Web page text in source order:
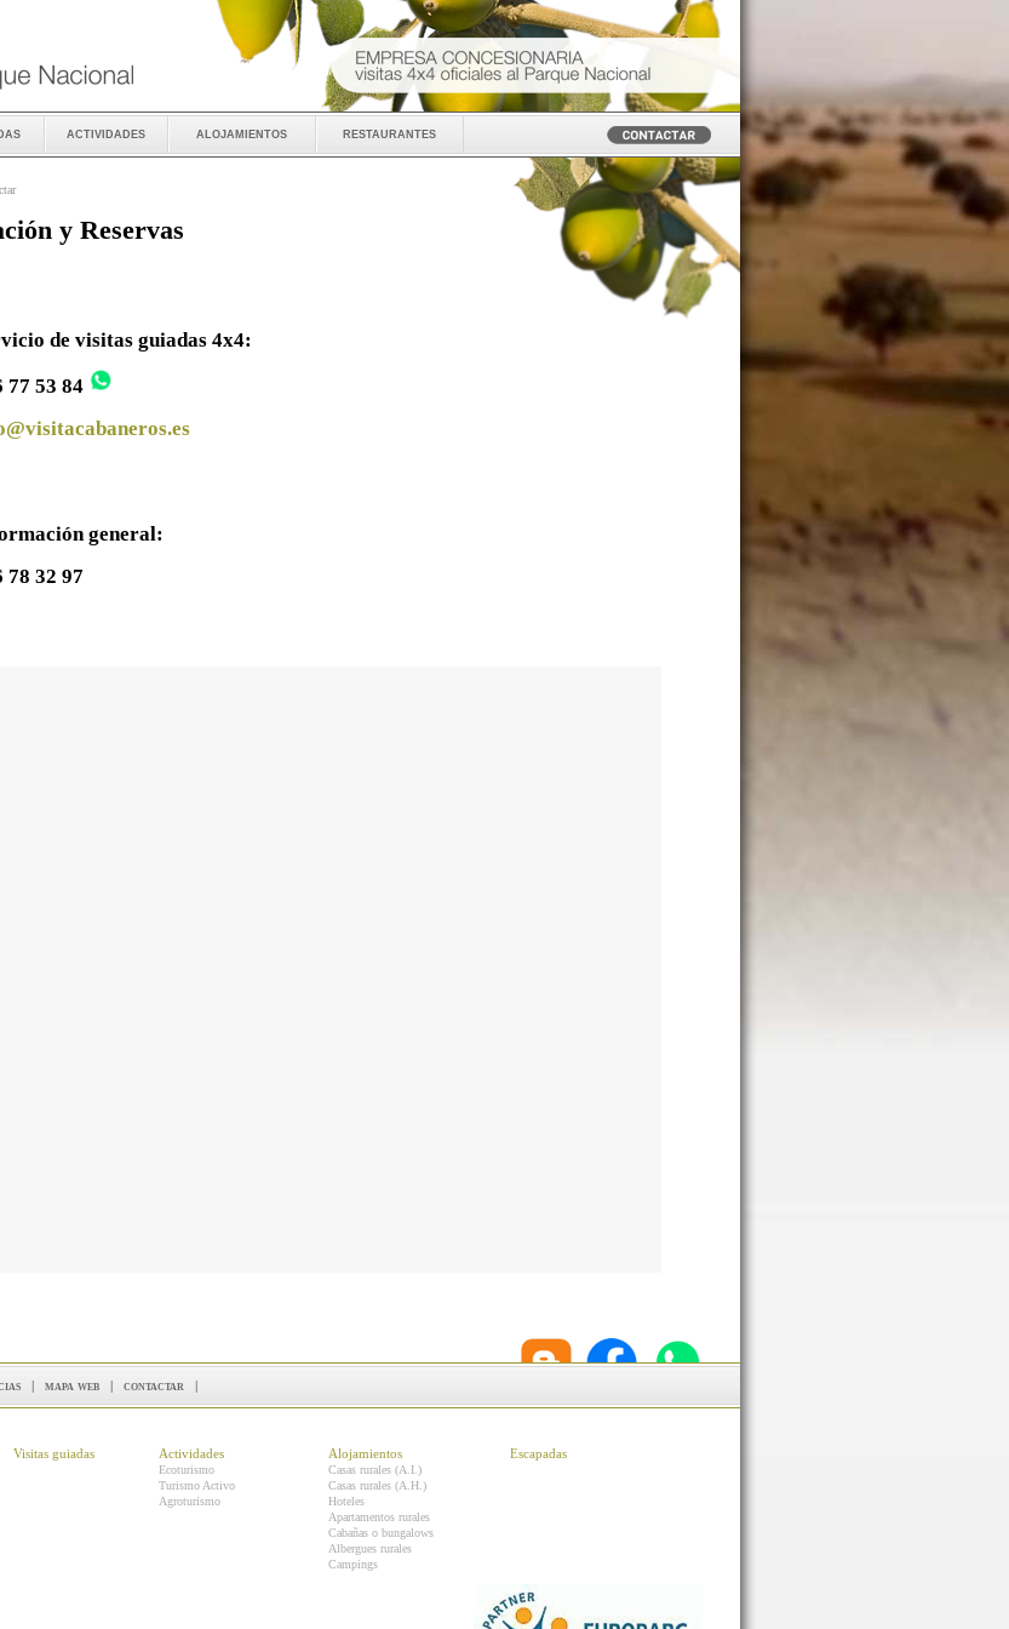
actividades alojamientos restaurantes
y Reservas
de visitas guiadas 4x4:
77 53 84
general:
78 32 97
| mapa web | contactar |
Visitas guiadas Actividades
Ecoturismo
Turismo Activo
Agroturismo
Alojamientos
Casas rurales (A.I.)
Casas rurales (A.H.)
Hoteles
Apartamentos rurales
Cabañas o bungalows
Albergues rurales
Campings
Escapadas